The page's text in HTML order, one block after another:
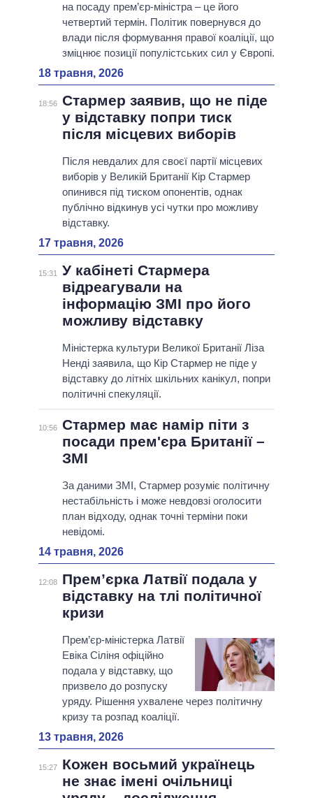
на посаду прем’єр-міністра – це його
четвертий термін. Політик повернувся до
влади після формування правої коаліції, що
зміцнює позиції популістських сил у Європі.
18 травня, 2026
18:56 Стармер заявив, що не піде
у відставку попри тиск
після місцевих виборів
Після невдалих для своєї партії місцевих
виборів у Великій Британії Кір Стармер
опинився під тиском опонентів, однак
публічно відкинув усі чутки про можливу
відставку.
17 травня, 2026
15:31
У кабінеті Стармера
відреагували на
інформацію ЗМІ про його
можливу відставку
Міністерка культури Великої Британії Ліза
Ненді заявила, що Кір Стармер не піде у
відставку до літніх шкільних канікул, попри
політичні спекуляції.
10:56 Стармер має намір піти з
посади прем'єра Британії –
ЗМІ
За даними ЗМІ, Стармер розуміє політичну
нестабільність і може невдовзі оголосити
план відходу, однак точні терміни поки
невідомі.
14 травня, 2026
12:08
Прем’єрка Латвії подала у
відставку на тлі політичної
кризи
Прем’єр-міністерка Латвії
Евіка Сіліня офіційно
подала у відставку, що
призвело до розпуску
уряду. Рішення ухвалене через політичну
кризу та розпад коаліції.
13 травня, 2026
15:27
Кожен восьмий українець
не знає імені очільниці